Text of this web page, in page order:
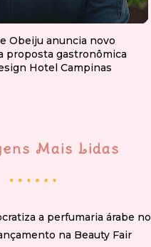
Obeiju anuncia novo
proposta gastronômica
Hotel Campinas
Mais Lidas
a perfumaria árabe no
na Beauty Fair